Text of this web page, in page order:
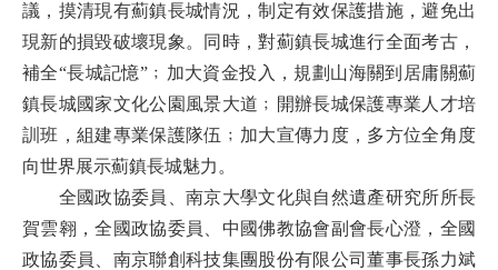
議，摸清現有薊鎮長城情況，制定有效保護措施，避免出
現新的損毀破壞現象。同時，對薊鎮長城進行全面考古，
補全“長城記憶”﹔加大資金投入，規劃山海關到居庸關薊
鎮長城國家文化公園風景大道﹔開辦長城保護專業人才培
訓班，組建專業保護隊伍﹔加大宣傳力度，多方位全角度
向世界展示薊鎮長城魅力。
全國政協委員、南京大學文化與自然遺產研究所所長
賀雲翱，全國政協委員、中國佛教協會副會長心澄，全國
政協委員、南京聯創科技集團股份有限公司董事長孫力斌